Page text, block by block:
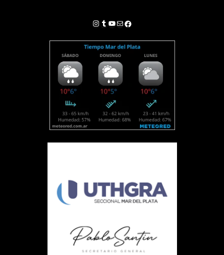
Instagram
Tumblr
YouTube
Correo electrónico
Facebook